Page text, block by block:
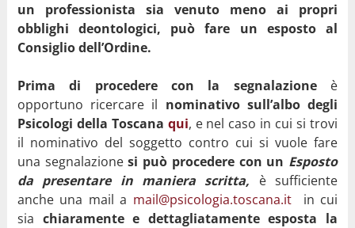
un professionista sia venuto meno ai propri
obblighi deontologici, può fare un esposto al
Consiglio dell’Ordine.
Prima di procedere con la segnalazioneè
opportuno ricercare il nominativo sull’albo degli
Psicologi della Toscana qui, e nel caso in cui si trovi
il nominativo del soggetto contro cui si vuole fare
una segnalazionesi può procedere con un Esposto
da presentare in maniera scritta, è sufficiente
anche una mail a mail@psicologia.toscana.itin cui
sia chiaramente e dettagliatamente esposta la